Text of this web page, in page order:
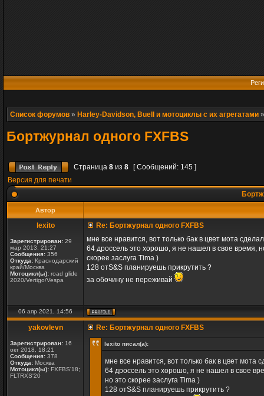
Список форумов » Harley-Davidson, Buell и мотоциклы с их агрегатами
Бортжурнал одного FXFBS
Страница 8 из 8
[ Сообщений: 145 ]
Версия для печати
Автор
lexito
Зарегистрирован: 29
мар 2013, 21:27
Сообщения: 356
Откуда: Краснодарский
край/Москва
Мотоцикл(ы): road glide
2020/Vertigo/Vespa
Re: Бортжурнал одного FXFBS
мне все нравится, вот только бак в цвет мота
64 дроссель это хорошо, я не нашел в свое время,
скорее заслуга Tima )
128 отS&S планируешь прикрутить ?
за обочину не переживай
06 апр 2021, 14:56
yakovlevn
Зарегистрирован: 16
окт 2018, 18:21
Сообщения: 378
Откуда: Москва
Мотоцикл(ы): FXFBS'18;
FLTRXS'20
Re: Бортжурнал одного FXFBS
lexito писал(а):
мне все нравится, вот только бак в цвет
64 дроссель это хорошо, я не нашел в свое
но это скорее заслуга Tima )
128 отS&S планируешь прикрутить ?